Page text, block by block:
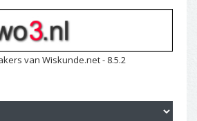
van Wiskunde.net - 8.5.2